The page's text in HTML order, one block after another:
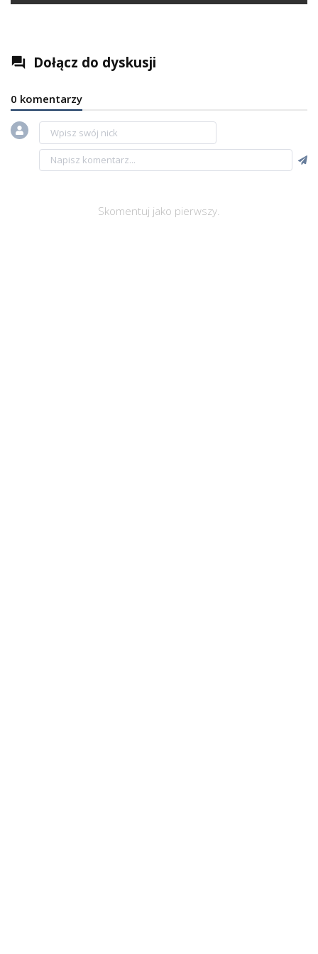
question_answer Dołącz do dyskusji
0 komentarzy
Skomentuj jako pierwszy.